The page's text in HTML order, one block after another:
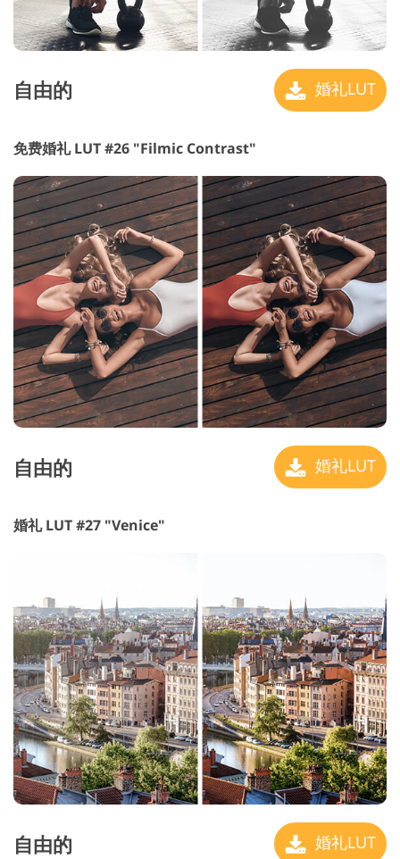
自由的 婚礼LUT
免费婚礼 LUT #26 "Filmic Contrast"
自由的 婚礼LUT
婚礼 LUT #27 "Venice"
自由的 婚礼LUT